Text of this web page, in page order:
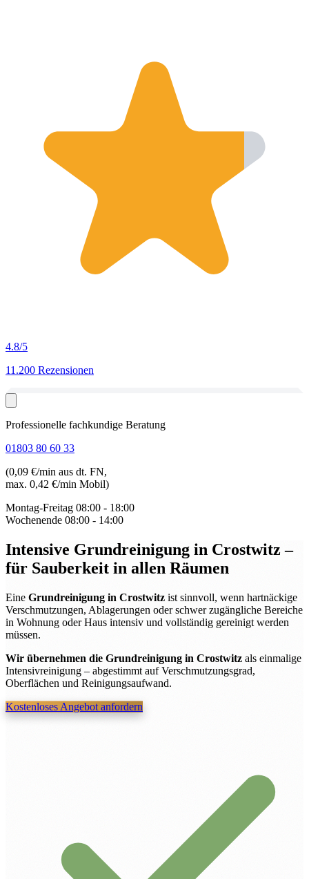
4.8/5
11.200 Rezensionen
Professionelle fachkundige Beratung
01803 80 60 33
(0,09 €/min aus dt. FN,
max. 0,42 €/min Mobil)
Montag-Freitag 08:00 - 18:00
Wochenende 08:00 - 14:00
Intensive Grundreinigung in Crostwitz–
für Sauberkeit in allen Räumen
Eine Grundreinigung in Crostwitz ist sinnvoll, wenn hartnäckige
Verschmutzungen, Ablagerungen oder schwer zugängliche Bereiche
in Wohnung oder Haus intensiv und vollständig gereinigt werden
müssen.
Wir übernehmen die Grundreinigung in Crostwitz als einmalige
Intensivreinigung – abgestimmt auf Verschmutzungsgrad,
Oberflächen und Reinigungsaufwand.
Kostenloses Angebot anfordern